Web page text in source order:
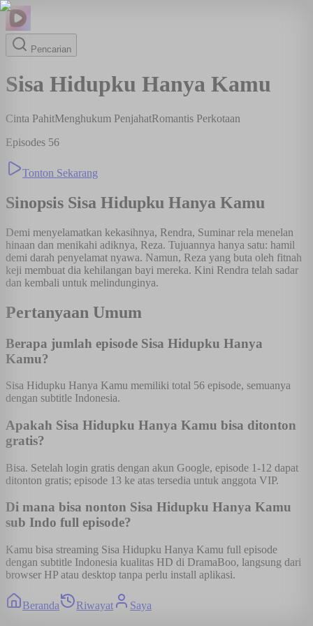
Pencarian
Sisa Hidupku Hanya Kamu
Cinta PahitMenghukum PenjahatRomantis Perkotaan
Episodes 56
Tonton Sekarang
Sinopsis Sisa Hidupku Hanya Kamu
Demi menyelamatkan kekasihnya, Rendra, Suminar rela menelan
hinaan dan menikahi adiknya, Reza. Tujuannya hanya satu: hamil
demi darah penyelamat nyawa. Namun, Reza yang buta oleh fitnah
keji membuat dia kehilangan bayi mereka. Kini Rendra telah sadar
dan kembali untuk melindunginya.
Pertanyaan Umum
Berapa jumlah episode Sisa Hidupku Hanya
Kamu?
Sisa Hidupku Hanya Kamu memiliki total 56 episode, semuanya
dengan subtitle Indonesia.
Apakah Sisa Hidupku Hanya Kamu bisa ditonton
gratis?
Bisa. Setelah login gratis dengan akun Google, episode 1-12 dapat
ditonton gratis; episode 13 ke atas tersedia untuk anggota VIP.
Di mana bisa nonton Sisa Hidupku Hanya Kamu
sub Indo full episode?
Kamu bisa streaming Sisa Hidupku Hanya Kamu full episode
dengan subtitle Indonesia kualitas HD di DramaBoo, langsung dari
browser HP atau desktop tanpa perlu install aplikasi.
Beranda Riwayat Saya